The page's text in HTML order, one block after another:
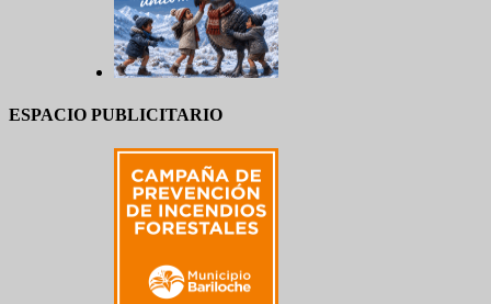
ESPACIO PUBLICITARIO